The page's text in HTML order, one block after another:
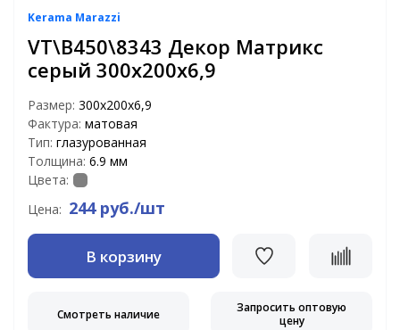
Kerama Marazzi
VT\B450\8343 Декор Матрикс
серый 300х200х6,9
Размер: 300х200х6,9
Фактура: матовая
Тип: глазурованная
Толщина: 6.9 мм
Цвета:
Цена: 244 руб./шт
В корзину
Смотреть наличие
Запросить оптовую
цену